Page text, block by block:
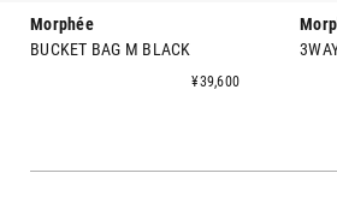
Morphée
BUCKET BAG M BLACK
¥39,600